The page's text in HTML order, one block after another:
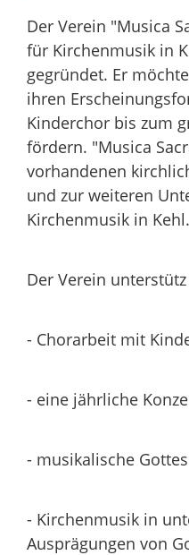
Der Verein "Musica
für Kirchenmusik in
gegründet. Er
ihren
Kinderchor bis zum
fördern. "Musica
vorhandenen
und zur weiteren
Kirchenmusik in Kehl.
Der Verein
- Chorarbeit mit
- eine jährliche
- musikalische
- Kirchenmusik in
Ausprägungen von